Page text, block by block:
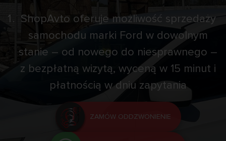
ShopAvto oferuje możliwość sprzedaży
samochodu marki Ford w dowolnym
stanie – od nowego do niesprawnego –
z bezpłatną wizytą, wyceną w 15 minut i
płatnością w dniu zapytania
ZAMÓW ODDZWONIENIE